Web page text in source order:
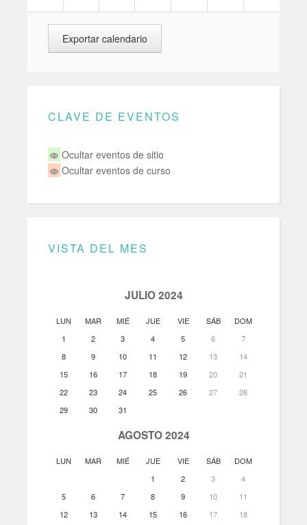
CLAVE DE EVENTOS
Ocultar eventos de sitio
Ocultar eventos de curso
VISTA DEL MES
JULIO 2024
LUN MAR MIÉ JUE VIE SÁB
DOM
1
2 3 4 5 6
7
8
9 10 11 12 13
14
15
16 17 18 19 20
21
22
23 24 25 26 27
28
29
30 31
AGOSTO 2024
LUN MAR MIÉ JUE VIE SÁB
DOM
1
2 3
4
5
6 7 8 9 10
11
12
13 14 15 16 17
18